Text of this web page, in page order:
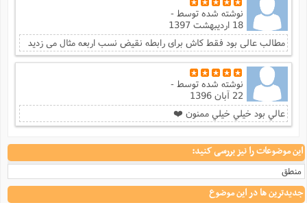
نوشته شده توسط-
18 اردیبهشت 1397
مطالب عالی بود فقط کاش برای رابطه نقیض نسب اربعه مثال می زدید
نوشته شده توسط-
22 آبان 1396
عالي بود خيلي خيلي ممنون ❤️
این موضوعات را نیز بررسی کنید:
منطق
جدیدترین ها در این موضوع